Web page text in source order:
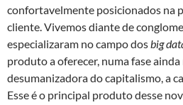
confortavelmente posicionados na
cliente. Vivemos diante de
especializaram no campo dosbig
produto a oferecer, numa fase
desumanizadora do capitalismo, a
Esse é o principal produto desse